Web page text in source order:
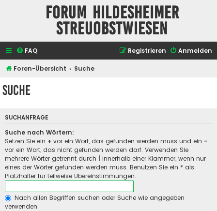
Forum Hildesheimer
Streuobstwiesen
FAQ Anmelden
Registrieren
Foren-Übersicht Suche
Suche
SUCHANFRAGE
Suche nach Wörtern:
Setzen Sie ein + vor ein Wort, das gefunden werden muss und ein -
vor ein Wort, das nicht gefunden werden darf. Verwenden Sie
mehrere Wörter getrennt durch
innerhalb einer Klammer, wenn nur
eines der Wörter gefunden werden muss. Benutzen Sie ein * als
Platzhalter für teilweise Übereinstimmungen.
Nach allen Begriffen suchen oder Suche wie angegeben
verwenden